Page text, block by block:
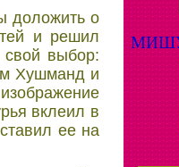
доложить о
и решил
свой выбор:
Хушманд и
вклеил в
ее на